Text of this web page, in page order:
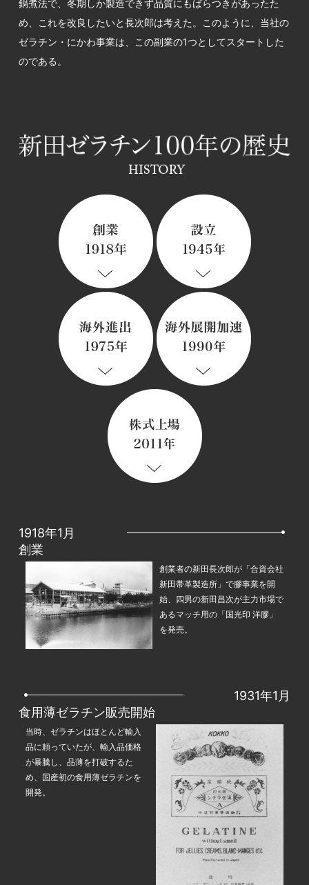
鍋煮法で、冬期しか製造できず品質にもばらつきがあったた
め、これを改良したいと長次郎は考えた。このように、当社の
ゼラチン・にかわ事業は、この副業の1つとしてスタートした
のである。
1918年1月
創業
創業者の新田長次郎が「合資会社
新田帯革製造所」で膠事業を開
始、四男の新田昌次が主力市場で
あるマッチ用の「国光印 洋膠」
を発売。
1931年1月
食用薄ゼラチン販売開始
当時、ゼラチンはほとんど輸入
品に頼っていたが、輸入品価格
が暴騰し、品薄を打破するた
め、国産初の食用薄ゼラチンを
開発。